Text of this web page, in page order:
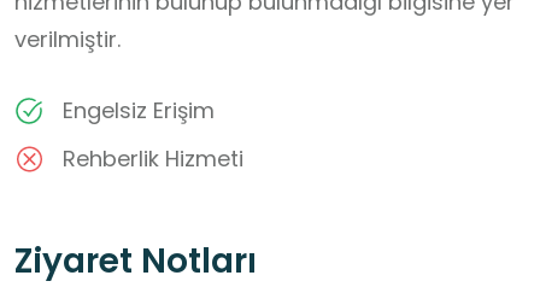
verilmiştir.
Engelsiz Erişim
Rehberlik Hizmeti
Ziyaret Notları